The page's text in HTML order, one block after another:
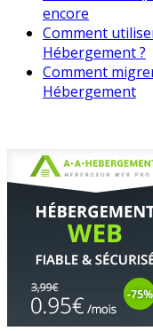
encore
Comment
Hébergement ?
Comment
Hébergement